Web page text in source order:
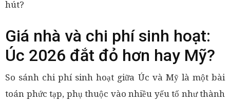
hút?
Giá nhà và chi phí sinh hoạt:
Úc 2026 đắt đỏ hơn hay Mỹ?
So sánh chi phí sinh hoạt giữa Úc và Mỹ là một bài
toán phức tạp, phụ thuộc vào nhiều yếu tố như thành